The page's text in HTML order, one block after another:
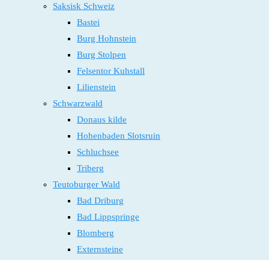
Saksisk Schweiz
Bastei
Burg Hohnstein
Burg Stolpen
Felsentor Kuhstall
Lilienstein
Schwarzwald
Donaus kilde
Hohenbaden Slotsruin
Schluchsee
Triberg
Teutoburger Wald
Bad Driburg
Bad Lippspringe
Blomberg
Externsteine